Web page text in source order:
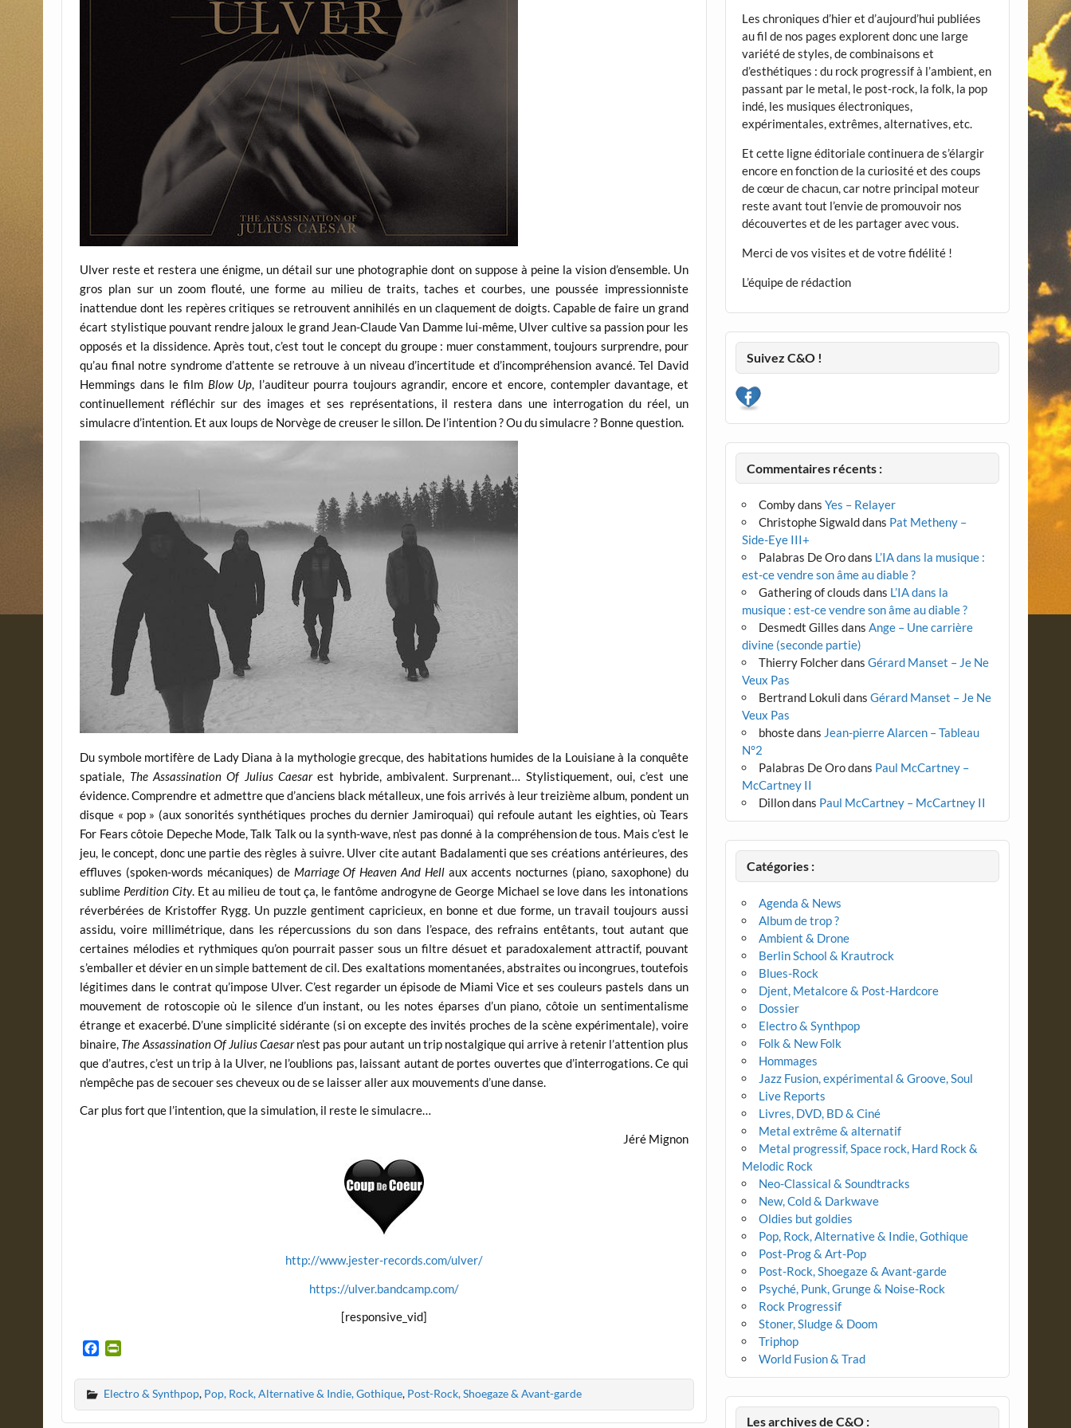
Ulver reste et restera une énigme, un détail sur une photographie dont on suppose à peine la vision d’ensemble. Un
gros plan sur un zoom flouté, une forme au milieu de traits, taches et courbes, une poussée impressionniste
inattendue dont les repères critiques se retrouvent annihilés en un claquement de doigts. Capable de faire un grand
écart stylistique pouvant rendre jaloux le grand Jean-Claude Van Damme lui-même, Ulver cultive sa passion pour les
opposés et la dissidence. Après tout, c’est tout le concept du groupe : muer constamment, toujours surprendre, pour
qu’au final notre syndrome d’attente se retrouve à un niveau d’incertitude et d’incompréhension avancé. Tel David
Hemmings dans le film Blow Up, l’auditeur pourra toujours agrandir, encore et encore, contempler davantage, et
continuellement réfléchir sur des images et ses représentations, il restera dans une interrogation du réel, un
simulacre d’intention. Et aux loups de Norvège de creuser le sillon. De l’intention ? Ou du simulacre ? Bonne question.
Du symbole mortifère de Lady Diana à la mythologie grecque, des habitations humides de la Louisiane à la conquête
spatiale, The Assassination Of Julius Caesarest hybride, ambivalent. Surprenant… Stylistiquement, oui, c’est une
évidence. Comprendre et admettre que d’anciens black métalleux, une fois arrivés à leur treizième album, pondent un
disque « pop » (aux sonorités synthétiques proches du dernier Jamiroquai) qui refoule autant les eighties, où Tears
For Fears côtoie Depeche Mode, Talk Talk ou la synth-wave, n’est pas donné à la compréhension de tous. Mais c’est le
jeu, le concept, donc une partie des règles à suivre. Ulver cite autant Badalamenti que ses créations antérieures, des
effluves (spoken-words mécaniques) de Marriage Of Heaven And Hellaux accents nocturnes (piano, saxophone) du
sublime Perdition City. Et au milieu de tout ça, le fantôme androgyne de George Michael se love dans les intonations
réverbérées de Kristoffer Rygg. Un puzzle gentiment capricieux, en bonne et due forme, un travail toujours aussi
assidu, voire millimétrique, dans les répercussions du son dans l’espace, des refrains entêtants, tout autant que
certaines mélodies et rythmiques qu’on pourrait passer sous un filtre désuet et paradoxalement attractif, pouvant
s’emballer et dévier en un simple battement de cil. Des exaltations momentanées, abstraites ou incongrues, toutefois
légitimes dans le contrat qu’impose Ulver. C’est regarder un épisode de Miami Vice et ses couleurs pastels dans un
mouvement de rotoscopie où le silence d’un instant, ou les notes éparses d’un piano, côtoie un sentimentalisme
étrange et exacerbé. D’une simplicité sidérante (si on excepte des invités proches de la scène expérimentale), voire
binaire, The Assassination Of Julius Caesarn’est pas pour autant un trip nostalgique qui arrive à retenir l’attention plus
que d’autres, c’est un trip à la Ulver, ne l’oublions pas, laissant autant de portes ouvertes que d’interrogations. Ce qui
n’empêche pas de secouer ses cheveux ou de se laisser aller aux mouvements d’une danse.
Car plus fort que l’intention, que la simulation, il reste le simulacre…
Jéré Mignon
http://www.jester-records.com/ulver/
https://ulver.bandcamp.com/
[responsive_vid]
c
e
b
i
n
t
Electro & Synthpop, Pop, Rock, Alternative & Indie, Gothique, Post-Rock, Shoegaze & Avant-garde
Les chroniques d’hier et d’aujourd’hui publiées
au fil de nos pages explorent donc une large
variété de styles, de combinaisons et
d’esthétiques : du rock progressif à l’ambient, en
passant par le metal, le post-rock, la folk, la pop
indé, les musiques électroniques,
expérimentales, extrêmes, alternatives, etc.
Et cette ligne éditoriale continuera de s’élargir
encore en fonction de la curiosité et des coups
de cœur de chacun, car notre principal moteur
reste avant tout l’envie de promouvoir nos
découvertes et de les partager avec vous.
Merci de vos visites et de votre fidélité !
L’équipe de rédaction
Suivez C&O !
Commentaires récents :
CombydansYes – Relayer
Christophe Sigwalddans Pat Metheny –
Side-Eye III+
Palabras De Orodans L’IA dans la musique :
est-ce vendre son âme au diable ?
Gathering of clouds dans L’IA dans la
musique : est-ce vendre son âme au diable ?
Desmedt Gilles dansAnge – Une carrière
divine (seconde partie)
Thierry FolcherdansGérard Manset – Je Ne
Veux Pas
Bertrand Lokuli dansGérard Manset – Je Ne
Veux Pas
bhostedans Jean-pierre Alarcen – Tableau
N°2
Palabras De Orodans Paul McCartney –
McCartney II
Dillondans Paul McCartney – McCartney II
Catégories :
Agenda & News
Album de trop ?
Ambient & Drone
Berlin School & Krautrock
Blues-Rock
Djent, Metalcore & Post-Hardcore
Dossier
Electro & Synthpop
Folk & New Folk
Hommages
Jazz Fusion, expérimental & Groove, Soul
Live Reports
Livres, DVD, BD & Ciné
Metal extrême & alternatif
Metal progressif, Space rock, Hard Rock &
Melodic Rock
Neo-Classical & Soundtracks
New, Cold & Darkwave
Oldies but goldies
Pop, Rock, Alternative & Indie, Gothique
Post-Prog & Art-Pop
Post-Rock, Shoegaze & Avant-garde
Psyché, Punk, Grunge & Noise-Rock
Rock Progressif
Stoner, Sludge & Doom
Triphop
World Fusion & Trad
Les archives de C&O :